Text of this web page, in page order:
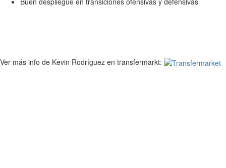
Ver más info de Kevin Rodríguez en transfermarkt: